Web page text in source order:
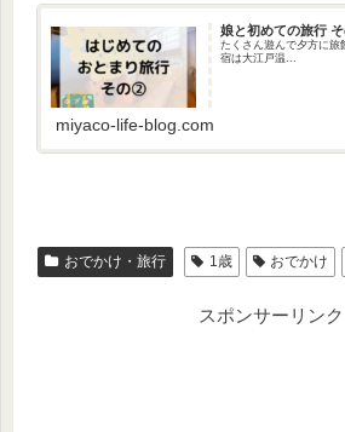
娘と初めての旅行
たくさん遊んで夕方に旅
宿は大江戸温...
miyaco-life-blog.com
おでかけ・旅行 1歳 おでかけ
スポンサーリンク